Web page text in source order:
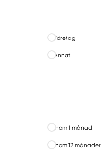
Företag
Annat
Inom 1 månad
Inom 12 månader